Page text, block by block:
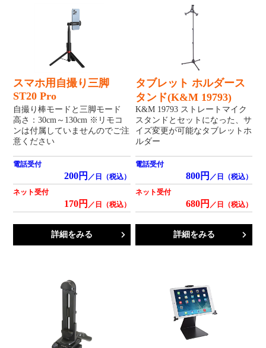
スマホ用自撮り三脚
ST20 Pro
自撮り棒モードと三脚モード
高さ：30cm～130cm ※リモコ
ンは付属していませんのでご注
意ください
電話受付
200円 ／日（税込）
ネット受付
170円 ／日（税込）
詳細をみる
タブレット ホルダース
タンド(K&M 19793)
K&M 19793 ストレートマイク
スタンドとセットになった、サ
イズ変更が可能なタブレットホ
ルダー
電話受付
800円 ／日（税込）
ネット受付
680円 ／日（税込）
詳細をみる